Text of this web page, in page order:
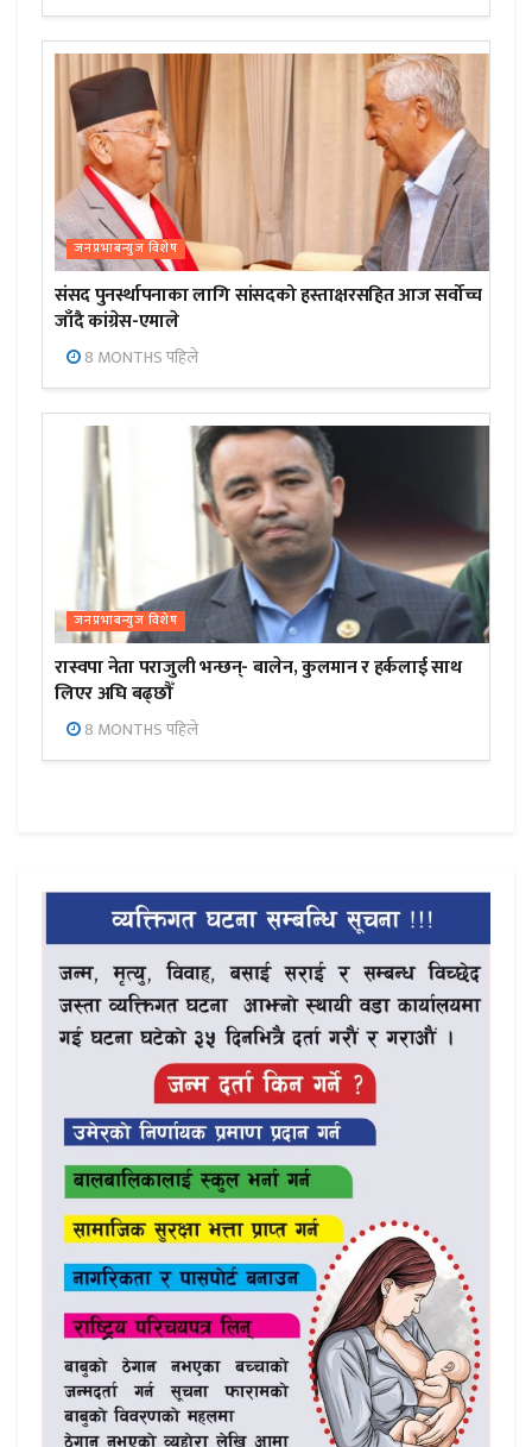
जनप्रभाबन्युज विशेष
संसद पुनर्स्थापनाका लागि सांसदको हस्ताक्षरसहित आज सर्वोच्च
जाँदै कांग्रेस-एमाले
8 MONTHS पहिले
जनप्रभाबन्युज विशेष
रास्वपा नेता पराजुली भन्छन्- बालेन, कुलमान र हर्कलाई साथ
लिएर अघि बढ्छौँ
8 MONTHS पहिले